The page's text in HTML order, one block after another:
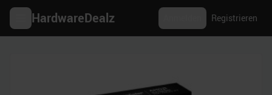
HardwareDealz Registrieren